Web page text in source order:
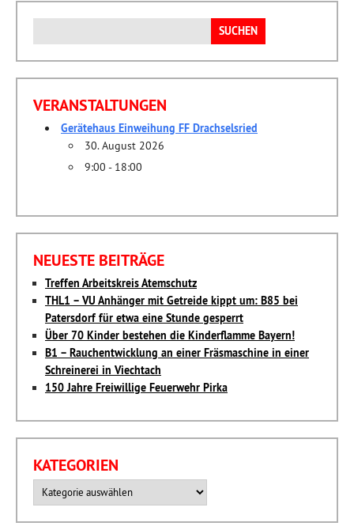
nach:
VERANSTALTUNGEN
Gerätehaus Einweihung FF Drachselsried
30. August 2026
9:00 - 18:00
NEUESTE BEITRÄGE
Treffen Arbeitskreis Atemschutz
THL1 – VU Anhänger mit Getreide kippt um: B85 bei
Patersdorf für etwa eine Stunde gesperrt
Über 70 Kinder bestehen die Kinderflamme Bayern!
B1 – Rauchentwicklung an einer Fräsmaschine in einer
Schreinerei in Viechtach
150 Jahre Freiwillige Feuerwehr Pirka
KATEGORIEN
Kategorien